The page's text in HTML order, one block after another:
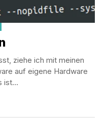
ziehe ich mit meinen
auf eigene Hardware
ist...